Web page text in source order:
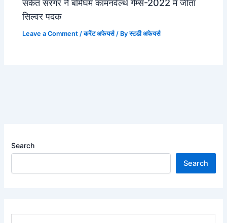
संकेत सरगर ने बर्मिंघम कॉमनवेल्थ गेम्स-2022 में जीता
सिल्वर पदक
Leave a Comment /करेंट अफेयर्स/ Byस्टडी अफेयर्स
Search
Search